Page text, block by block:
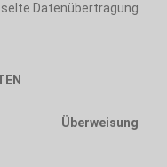
Datenübertragung
Überweisung